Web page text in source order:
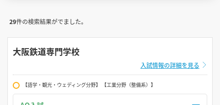
29件の検索結果がでました。
大阪鉄道専門学校
入試情報の詳細を見る
【語学・観光・ウェディング分野】 【工業分野（整備系）】